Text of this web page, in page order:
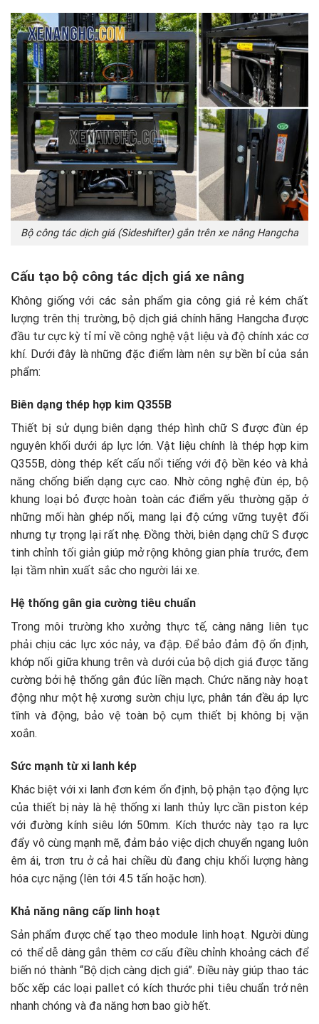
Bộ công tác dịch giá (Sideshifter) gắn trên xe nâng Hangcha
Cấu tạo bộ công tác dịch giá xe nâng
Không giống với các sản phẩm gia công giá rẻ kém chất
lượng trên thị trường, bộ dịch giá chính hãng Hangcha được
đầu tư cực kỳ tỉ mỉ về công nghệ vật liệu và độ chính xác cơ
khí. Dưới đây là những đặc điểm làm nên sự bền bỉ của sản
phẩm:
Biên dạng thép hợp kim Q355B
Thiết bị sử dụng biên dạng thép hình chữ S được đùn ép
nguyên khối dưới áp lực lớn. Vật liệu chính là thép hợp kim
Q355B, dòng thép kết cấu nổi tiếng với độ bền kéo và khả
năng chống biến dạng cực cao. Nhờ công nghệ đùn ép, bộ
khung loại bỏ được hoàn toàn các điểm yếu thường gặp ở
những mối hàn ghép nối, mang lại độ cứng vững tuyệt đối
nhưng tự trọng lại rất nhẹ. Đồng thời, biên dạng chữ S được
tinh chỉnh tối giản giúp mở rộng không gian phía trước, đem
lại tầm nhìn xuất sắc cho người lái xe.
Hệ thống gân gia cường tiêu chuẩn
Trong môi trường kho xưởng thực tế, càng nâng liên tục
phải chịu các lực xóc nảy, va đập. Để bảo đảm độ ổn định,
khớp nối giữa khung trên và dưới của bộ dịch giá được tăng
cường bởi hệ thống gân đúc liền mạch. Chức năng này hoạt
động như một hệ xương sườn chịu lực, phân tán đều áp lực
tĩnh và động, bảo vệ toàn bộ cụm thiết bị không bị vặn
xoắn.
Sức mạnh từ xi lanh kép
Khác biệt với xi lanh đơn kém ổn định, bộ phận tạo động lực
của thiết bị này là hệ thống xi lanh thủy lực cần piston kép
với đường kính siêu lớn 50mm. Kích thước này tạo ra lực
đẩy vô cùng mạnh mẽ, đảm bảo việc dịch chuyển ngang luôn
êm ái, trơn tru ở cả hai chiều dù đang chịu khối lượng hàng
hóa cực nặng (lên tới 4.5 tấn hoặc hơn).
Khả năng nâng cấp linh hoạt
Sản phẩm được chế tạo theo module linh hoạt. Người dùng
có thể dễ dàng gắn thêm cơ cấu điều chỉnh khoảng cách để
biến nó thành “Bộ dịch càng dịch giá”. Điều này giúp thao tác
bốc xếp các loại pallet có kích thước phi tiêu chuẩn trở nên
nhanh chóng và đa năng hơn bao giờ hết.